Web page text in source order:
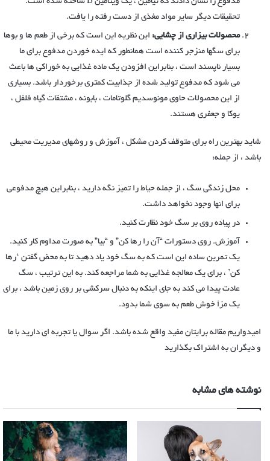
تحقیقات دیگر سایر مواد مغذی از دست رفته را یافت.
محصولات بیزاری از چشایی: این نظریه این است که برخی از طعم ها و بوها
برای سگها منزجر کننده است همانطور که ایده خوردن مدفوع برای ما
بسیار ناپسند است ، بنابراین افزودن یک ماده غذایی به خوراکی ها باعث
می شود که مدفوع تولید شده از جذابیت کمتری برخوردار باشد. بسیاری
از این محصولات حاوی مونوسدیم گلوتامات ، بابونه ، مشتقات گیاه فلفل ،
یوکا و جعفری هستند.
شاید بهترین راه برای متوقف کردن مشکل ، آموزش و روشهای مدیریت محیطی
باشد ، از جمله:
محل زندگی سگ ، از جمله حیاط را تمیز نگه دارید ، بنابراین هیچ مدفوعی
برای انها وجود نخواهد داشت.
در پیاده روی بر سگ خود نظارت کنید.
آموزش. روی دستورات “آن را رها کن” و “بیا” به صورت مداوم کار کنید.
یک تمرین ساده این است که به سگ خود یاد دهید تا به محض گفتن ‘رها
کن’ ، برای یک معالجه غذایی به شما مراجعه کند. به این ترتیب ، سگ
عادت پیدا می کند به جای اینکه به دنبال سرکشی بر روی زمین باشد ، برای
یک مزi خوش طعم به سوی شما بدود.
امیدواریم مقاله برایتان مفید واقع شده باشد. اگر سوال یا تجربه ای دارید با ما
و دیگران به اشتراک بگذارید
نوشته های مشابه